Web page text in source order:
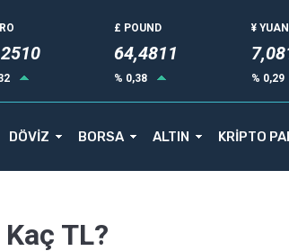
£ POUND
64,4811
% 0,38
¥ YUAN
% 0,29
DÖVİZ BORSA ALTIN KRİPTO
TL?